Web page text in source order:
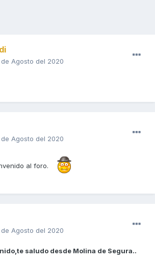
de Agosto del 2020
de Agosto del 2020
al foro.
Agosto del 2020
saludo desde Molina de Segura..